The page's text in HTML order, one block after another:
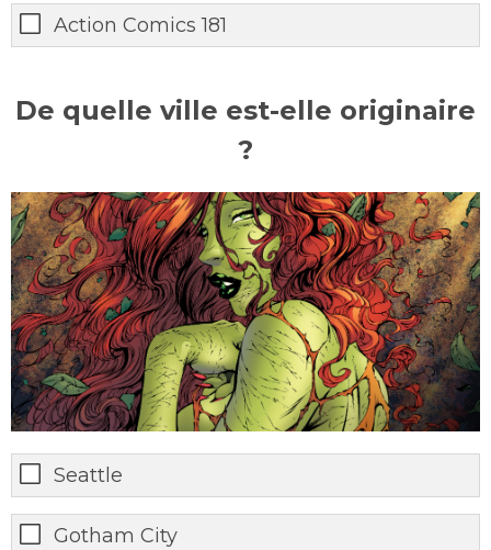
Action Comics 181
De quelle ville est-elle originaire
?
Seattle
Gotham City